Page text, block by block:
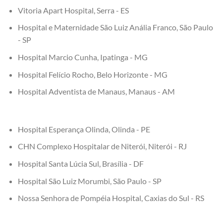
Vitoria Apart Hospital, Serra - ES
Hospital e Maternidade São Luiz Anália Franco, São Paulo
- SP
Hospital Marcio Cunha, Ipatinga - MG
Hospital Felício Rocho, Belo Horizonte - MG
Hospital Adventista de Manaus, Manaus - AM
Hospital Esperança Olinda, Olinda - PE
CHN Complexo Hospitalar de Niterói, Niterói - RJ
Hospital Santa Lúcia Sul, Brasília - DF
Hospital São Luiz Morumbi, São Paulo - SP
Nossa Senhora de Pompéia Hospital, Caxias do Sul - RS